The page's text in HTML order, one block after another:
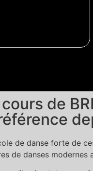
de
de danse forte de
de danses modernes